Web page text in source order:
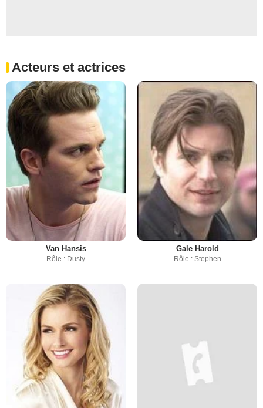
Acteurs et actrices
Van Hansis
Rôle : Dusty
Gale Harold
Rôle : Stephen